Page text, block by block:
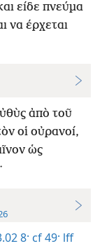
είδε πνεύμα
να έρχεται
ἀπὸ τοῦ
οἱ οὐρανοί,
ὡς
8· cf 49· lff